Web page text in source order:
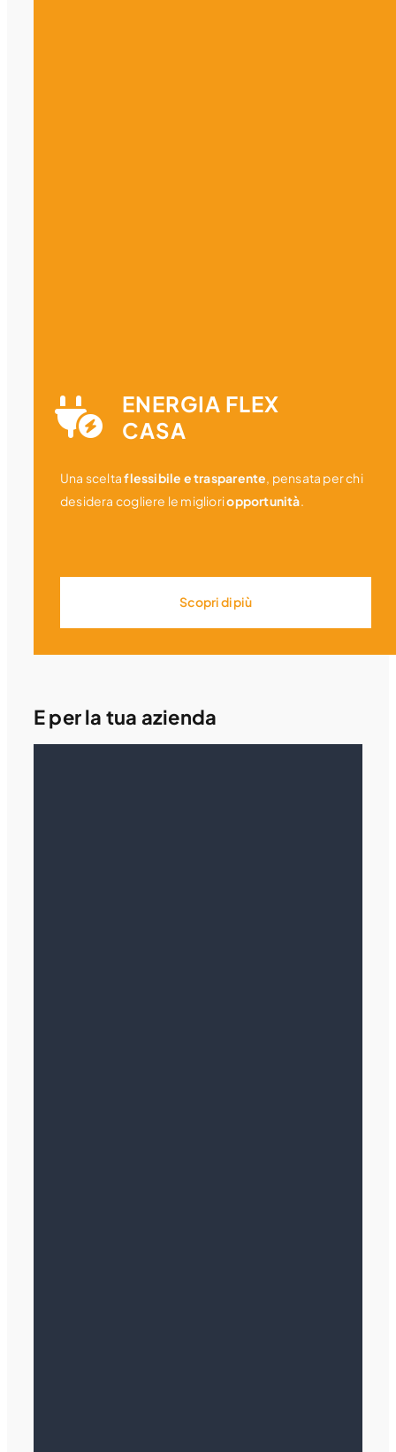
ENERGIA FLEX
CASA
Una sceltaflessibile e trasparente, pensata per chi
desidera cogliere le miglioriopportunità.
Scopri di più
E per la tua azienda